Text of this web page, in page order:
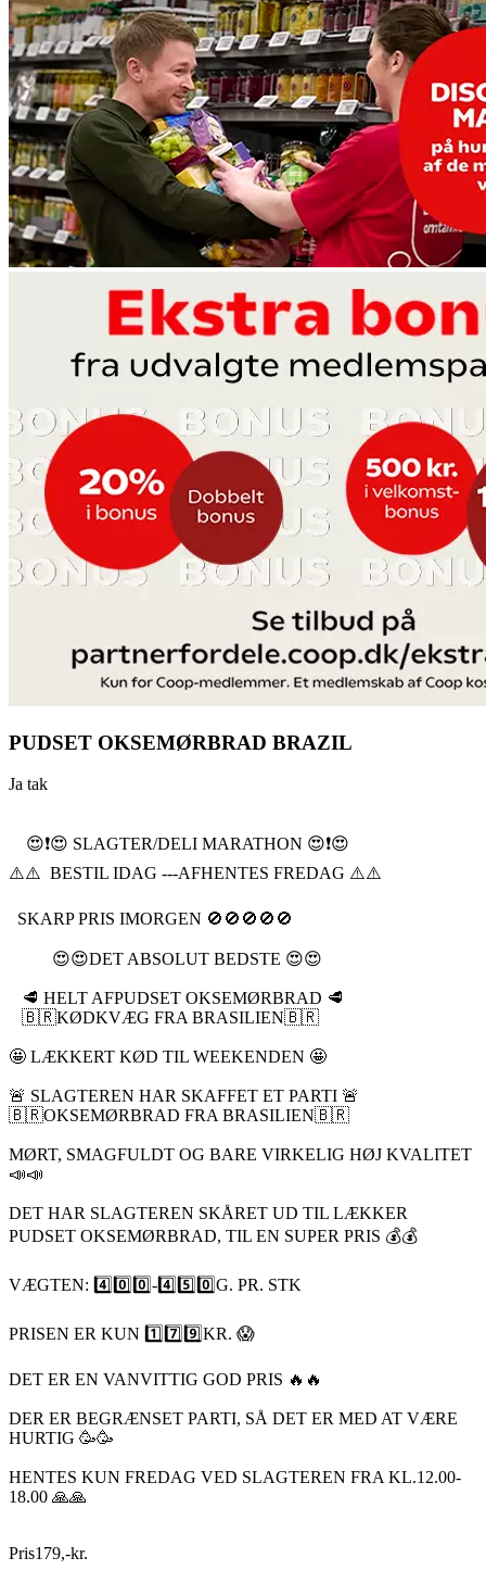
PUDSET OKSEMØRBRAD BRAZIL
Ja tak
😍❗️😍 SLAGTER/DELI MARATHON 😍❗️😍
⚠️⚠️ BESTIL IDAG ---AFHENTES FREDAG ⚠️⚠️
SKARP PRIS IMORGEN 🚫🚫🚫🚫🚫
😍😍DET ABSOLUT BEDSTE 😍😍
🥩 HELT AFPUDSET OKSEMØRBRAD 🥩
🇧🇷KØDKVÆG FRA BRASILIEN🇧🇷
🤩 LÆKKERT KØD TIL WEEKENDEN 🤩
🚨 SLAGTEREN HAR SKAFFET ET PARTI 🚨
🇧🇷OKSEMØRBRAD FRA BRASILIEN🇧🇷
MØRT, SMAGFULDT OG BARE VIRKELIG HØJ KVALITET
📣📣
DET HAR SLAGTEREN SKÅRET UD TIL LÆKKER
PUDSET OKSEMØRBRAD, TIL EN SUPER PRIS 💰💰
VÆGTEN: 4️⃣0️⃣0️⃣-4️⃣5️⃣0️⃣G. PR. STK
PRISEN ER KUN 1️⃣7️⃣9️⃣KR. 😱
DET ER EN VANVITTIG GOD PRIS 🔥🔥
DER ER BEGRÆNSET PARTI, SÅ DET ER MED AT VÆRE
HURTIG 🥳🥳
HENTES KUN FREDAG VED SLAGTEREN FRA KL.12.00-
18.00 🙏🙏
Pris179,-kr.